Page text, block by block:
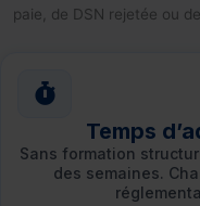
paie, de DSN rejetée ou
Temps
Sans formation
des semaines.